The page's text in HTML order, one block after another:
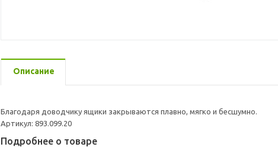
Описание
Благодаря доводчику ящики закрываются плавно, мягко и бесшумно.
Артикул: 893.099.20
Подробнее о товаре